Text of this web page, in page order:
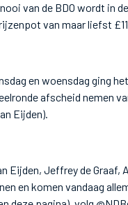
van de BDO wordt in
van maar liefst
en woensdag ging
afscheid nemen
Eijden).
Eijden, Jeffrey de Graaf,
en komen vandaag